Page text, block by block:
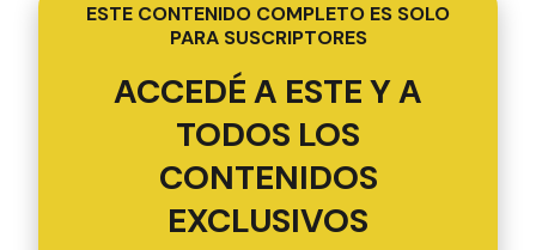
ESTE CONTENIDO COMPLETO ES SOLO
PARA SUSCRIPTORES
ACCEDÉ A ESTE Y A
TODOS LOS
CONTENIDOS
EXCLUSIVOS